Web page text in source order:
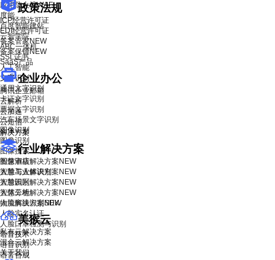
政策法规
ICP经营许可证
EDI经营许可证
备案管家NEW
备案保镖NEW
SaaS产品
企业办公
腾讯企业邮箱
云解析
云加速
云短信
解决方案
行业解决方案
智慧酒店解决方案 NEW
智慧工业解决方案 NEW
智慧园区解决方案 NEW
智慧工地解决方案 NEW
物流解决方案NEW
美猴云
私有云解决方案
混合云解决方案
关于我们
应用防火墙WAF
度能
百度智能建站
云智学院
ABC一体机
SSL证书
人工智能
文字识别
通用文字识别
卡证文字识别
票据文字识别
汽车场景文字识别
图像识别
图像识别
图像搜索
图像审核
人脸与人体识别
人脸识别
人体分析
人脸离线识别SDK
人脸实名认证
人脸口罩检测与识别
语音技术
语音识别
语音合成